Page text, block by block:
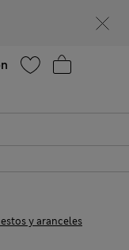
y aranceles